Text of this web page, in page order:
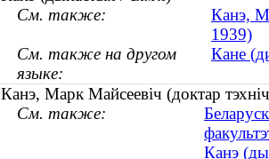
См. также:
Канэ,
1939)
См. также на другом
языке:
Кане
Канэ, Марк Майсеевіч (доктар
См. также:
Канэ